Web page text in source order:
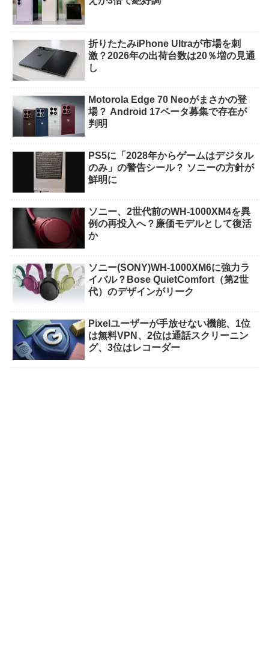
折りたたみiPhone Ultraが市場を刺
激？2026年の出荷台数は20％増の見通
し
Motorola Edge 70 Neoがまさかの登
場？ Android 17ベータ募集で存在が
判明
PS5に「2028年からゲームはデジタル
のみ」の警告シール？ ソニーの方針が
鮮明に
ソニー、2世代前のWH-1000XM4を異
例の再投入へ？廉価モデルとして復活
か
ソニー(SONY)WH-1000XM6に強力ラ
イバル？Bose QuietComfort（第2世
代）のデザインがリーク
Pixelユーザーが手放せない機能、1位
は無料VPN、2位は通話スクリーニン
グ、3位はレコーダー